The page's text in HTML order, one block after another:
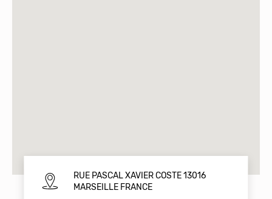
RUE PASCAL XAVIER COSTE 13016
MARSEILLE FRANCE